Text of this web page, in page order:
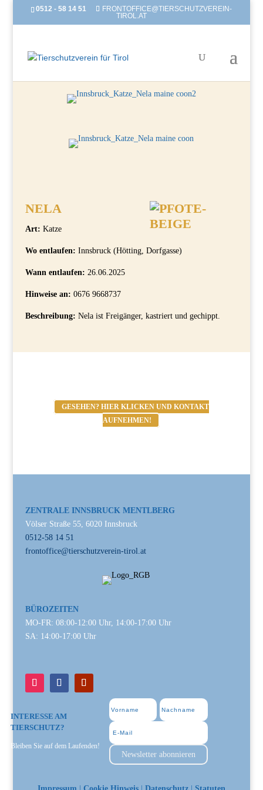
0512 - 58 14 51
FRONTOFFICE@TIERSCHUTZVEREIN-
TIROL.AT
NELA
Art: Katze
Wo entlaufen: Innsbruck (Hötting, Dorfgasse)
Wann entlaufen: 26.06.2025
Hinweise an: 0676 9668737
Beschreibung: Nela ist Freigänger, kastriert und gechippt.
GESEHEN? HIER KLICKEN UND KONTAKT
AUFNEHMEN!
ZENTRALE INNSBRUCK MENTLBERG
Völser Straße 55, 6020 Innsbruck
0512-58 14 51
frontoffice@tierschutzverein-tirol.at
BÜROZEITEN
MO-FR: 08:00-12:00 Uhr, 14:00-17:00 Uhr
SA: 14:00-17:00 Uhr
INTERESSE AM
TIERSCHUTZ?
Bleiben Sie auf dem Laufenden!
Newsletter abonnieren